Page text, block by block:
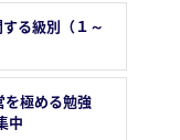
る級別（１～
を極める勉強
中